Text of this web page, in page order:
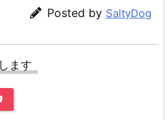
Posted by SaltyDog
ます